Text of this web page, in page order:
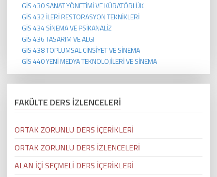
GİS 430 SANAT YÖNETİMİ VE KÜRATÖRLÜK
GİS 432 İLERİ RESTORASYON TEKNİKLERİ
GİS 434 SİNEMA VE PSİKANALİZ
GİS 436 TASARIM VE ALGI
GİS 438 TOPLUMSAL CİNSİYET VE SİNEMA
GİS 440 YENİ MEDYA TEKNOLOJİLERİ VE SİNEMA
FAKÜLTE DERS İZLENCELERİ
ORTAK ZORUNLU DERS İÇERİKLERİ
ORTAK ZORUNLU DERS İZLENCELERİ
ALAN İÇİ SEÇMELİ DERS İÇERİKLERİ